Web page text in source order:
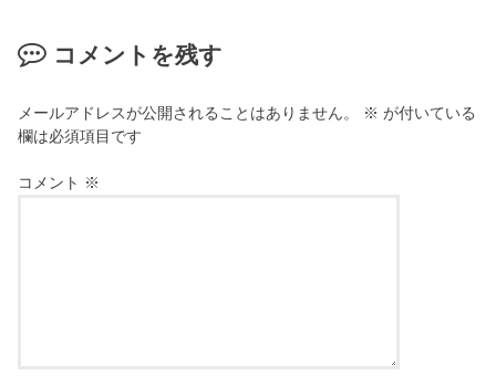
コメントを残す
メールアドレスが公開されることはありません。 ※ が付いている
欄は必須項目です
コメント ※